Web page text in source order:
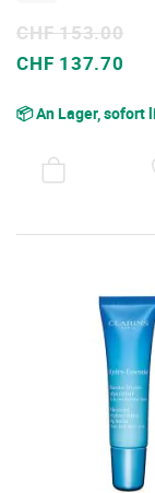
Sonderpreis
CHF 137.70
CHF 153.00
📦 An Lager, sofort